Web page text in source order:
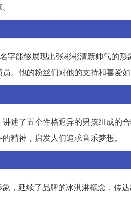
字能够展现出张彬彬清新帅气的
。他的粉丝们对他的支持和喜爱如
述了五个性格迥异的男孩组成的
精神，启发人们追求音乐梦想。
，延续了品牌的冰淇淋概念，传